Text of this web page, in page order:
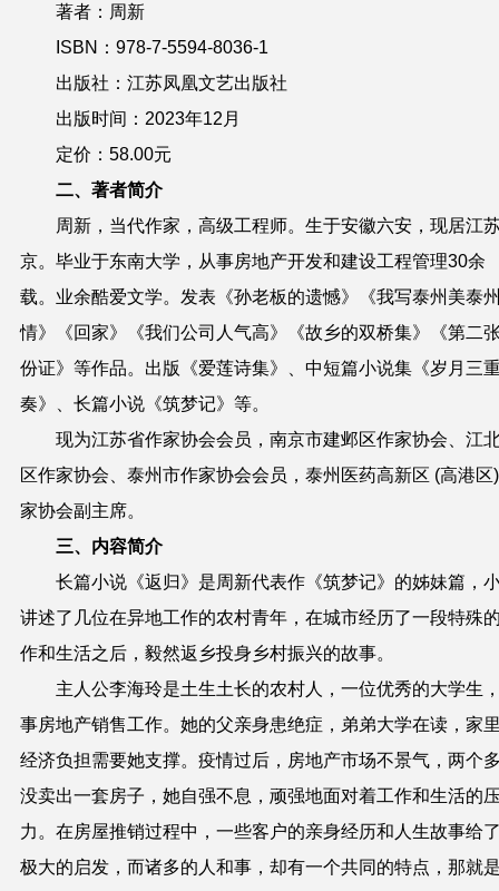
著者： 周新
ISBN：978-7-5594-8036-1
出版社： 江苏凤凰文艺出版社
出版时间 ：2023年12 月
定价： 58.00元
二、著者简介
周新， 当代作家 ， 高级工程师。 生于安徽六安，现居江
京。毕业于东南大学，从事房地产开发和建设工程管理30余
载。 业余酷爱文学。 发表《孙老板的遗憾》《我写泰州美泰
情》《回家》
《我们公司人气高》《故乡的双桥集》《第二
份证》等作品。出版《爱莲诗集》
、中短篇小说集《岁月三
奏》、长篇小说《筑梦记》等。
现为江苏省作家协会会员， 南京市建邺区作家协会、江
区作家协会、 泰州市作家协会会员 ， 泰州医药高新区 (高港区
家协会副主席。
三、 内容简介
长篇小说《返归》是周新代表作《筑梦记》的姊妹篇，
讲述了几位在异地工作的农村青年，在城市经历了一段特殊
作和生活之后，毅然返乡投身乡村振兴的故事。
主人公李海玲是土生土长的农村人，一位优秀的大学生
事房地产销售工作。她的父亲身患绝症，弟弟大学在读，家
经济负担需要她支撑。 疫情过后， 房地产市场不景气，两个
没卖出一套房子，她自强不息，顽强地面对着工作和生活的
力。在房屋推销过程中，一些客户的亲身经历和人生故事给
极大的启发，而诸多的人和事，却有一个共同的特点，那就